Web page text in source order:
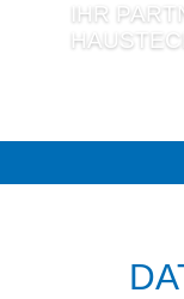
IHR